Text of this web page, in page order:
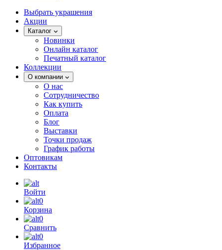
Выбрать украшения
Акции
Каталог
Новинки
Онлайн каталог
Печатный каталог
Коллекции
О компании
О нас
Сотрудничество
Как купить
Оплата
Блог
Выставки
Точки продаж
График работы
Оптовикам
Контакты
Войти
0
Корзина
0
Сравнить
0
Избранное